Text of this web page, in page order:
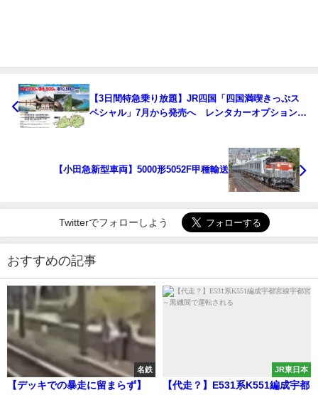
【3日間特急乗り放題】JR四国「四国満喫きっぷス
ペシャル」7月から発売へ レンタカーオプションも
【小田急新型車両】5000形5052F甲種輸送
Twitterでフォローしよう
おすすめの記事
名鉄
【デッキでの暴走に留まらず】
JR東日本
【代走？】E531系K551編成宇都